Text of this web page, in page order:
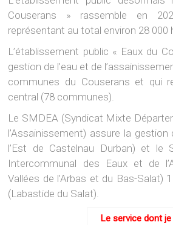
Couserans » rassemble en
représentant au total environ 28 000
L’établissement public « Eaux du
gestion de l’eau et de
communes du Couserans et qui
central (78 communes).
Le SMDEA (Syndicat Mixte
l’Assainissement) assure la
l’Est de Castelnau Durban) et le
Intercommunal des Eaux et de
Vallées de l’Arbas et du Bas-Salat)
(Labastide du Salat).
Le service dont je